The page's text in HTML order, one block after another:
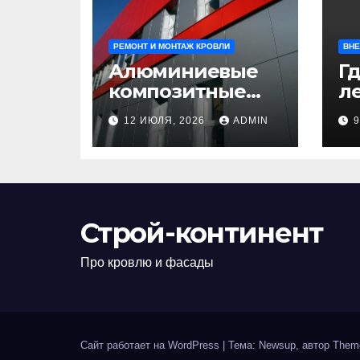
РЕМОНТ И МОНТАЖ КРОВЛИ
Алюминиевые
композитные
панели:
универсальное
решение для
12 ИЮЛЯ, 2026 ADMIN
Строй-континент
Про кровлю и фасады
Сайт работает на WordPress Тема: Newsup, автор